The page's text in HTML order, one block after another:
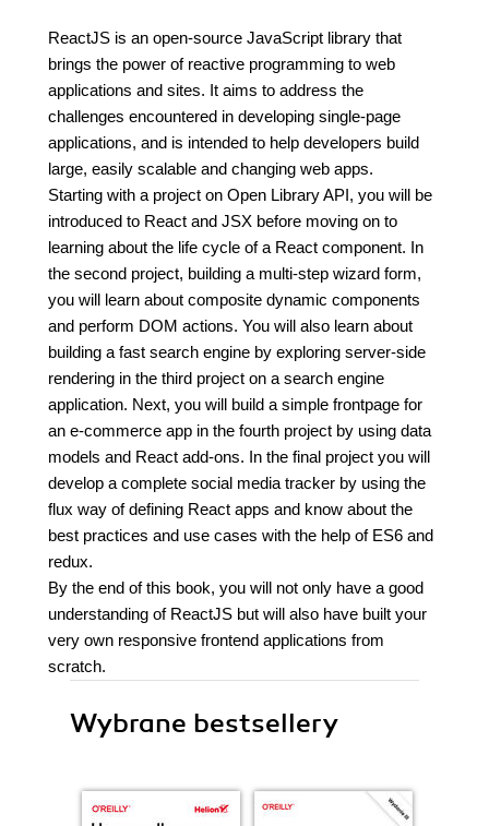
ReactJS is an open-source JavaScript library that
brings the power of reactive programming to web
applications and sites. It aims to address the
challenges encountered in developing single-page
applications, and is intended to help developers build
large, easily scalable and changing web apps.
Starting with a project on Open Library API, you will be
introduced to React and JSX before moving on to
learning about the life cycle of a React component. In
the second project, building a multi-step wizard form,
you will learn about composite dynamic components
and perform DOM actions. You will also learn about
building a fast search engine by exploring server-side
rendering in the third project on a search engine
application. Next, you will build a simple frontpage for
an e-commerce app in the fourth project by using data
models and React add-ons. In the final project you will
develop a complete social media tracker by using the
flux way of defining React apps and know about the
best practices and use cases with the help of ES6 and
redux.
By the end of this book, you will not only have a good
understanding of ReactJS but will also have built your
very own responsive frontend applications from
scratch.
Wybrane bestsellery